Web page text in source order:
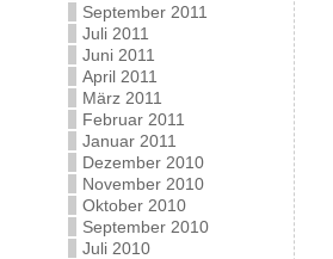
September 2011
Juli 2011
Juni 2011
April 2011
März 2011
Februar 2011
Januar 2011
Dezember 2010
November 2010
Oktober 2010
September 2010
Juli 2010